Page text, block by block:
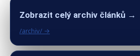
Zobrazit celý archiv článků →
/archiv/ →